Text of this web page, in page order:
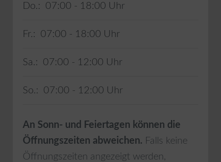
Do.: 07:00 - 18:00
Fr.: 07:00 - 18:00
Sa.: 07:00 - 12:00
So.: 07:00 - 12:00
An Sonn- und Feiertagen können die
Öffnungszeiten abweichen. Falls keine
Öffnungszeiten angezeigt werden,